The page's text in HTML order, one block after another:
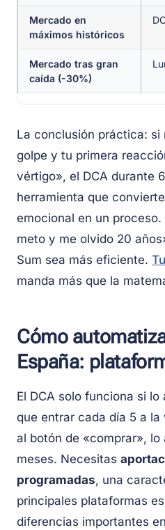
Mercado en
máximos históricos
Mercado tras gran
caída (-30%)
La conclusión práctica: si
golpe y tu primera
vértigo», el DCA durante
herramienta que
emocional en un
meto y me olvido 20
Sum sea más eficiente.
manda más que la
Cómo
España:
El DCA solo funciona si
que entrar cada día 5 a
al botón de «comprar», lo
meses. Necesitas
programadas, una
principales plataformas
diferencias importantes